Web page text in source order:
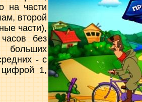
на части
второй
части),
без
больших
- с
1,